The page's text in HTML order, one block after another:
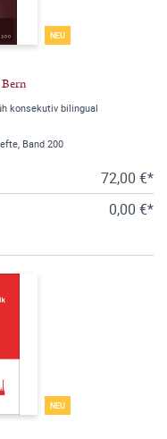
NEU
konsekutiv bilingual
Band 200
72,00 €*
0,00 €*
NEU